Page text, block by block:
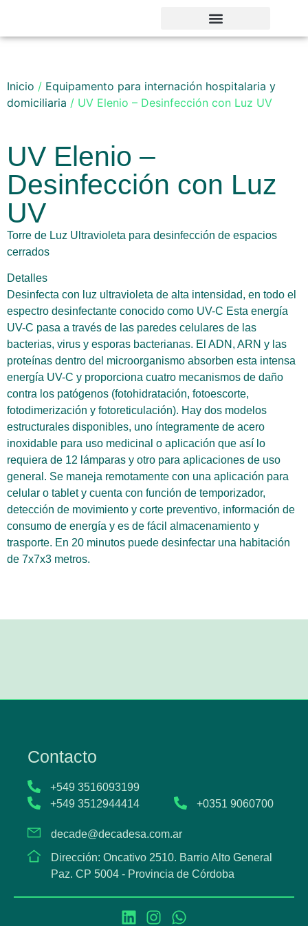
Inicio / Equipamento para internación hospitalaria y
domiciliaria / UV Elenio – Desinfección con Luz UV
UV Elenio –
Desinfección con Luz
UV
Torre de Luz Ultravioleta para desinfección de espacios
cerrados
Detalles
Desinfecta con luz ultravioleta de alta intensidad, en todo el
espectro desinfectante conocido como UV-C Esta energía
UV-C pasa a través de las paredes celulares de las
bacterias, virus y esporas bacterianas. El ADN, ARN y las
proteínas dentro del microorganismo absorben esta intensa
energía UV-C y proporciona cuatro mecanismos de daño
contra los patógenos (fotohidratación, fotoescorte,
fotodimerización y fotoreticulación). Hay dos modelos
estructurales disponibles, uno íntegramente de acero
inoxidable para uso medicinal o aplicación que así lo
requiera de 12 lámparas y otro para aplicaciones de uso
general. Se maneja remotamente con una aplicación para
celular o tablet y cuenta con función de temporizador,
detección de movimiento y corte preventivo, información de
consumo de energía y es de fácil almacenamiento y
trasporte. En 20 minutos puede desinfectar una habitación
de 7x7x3 metros.
Contacto
+549 3516093199
+549 3512944414
+0351 9060700
decade@decadesa.com.ar
Dirección: Oncativo 2510. Barrio Alto General
Paz. CP 5004 - Provincia de Córdoba